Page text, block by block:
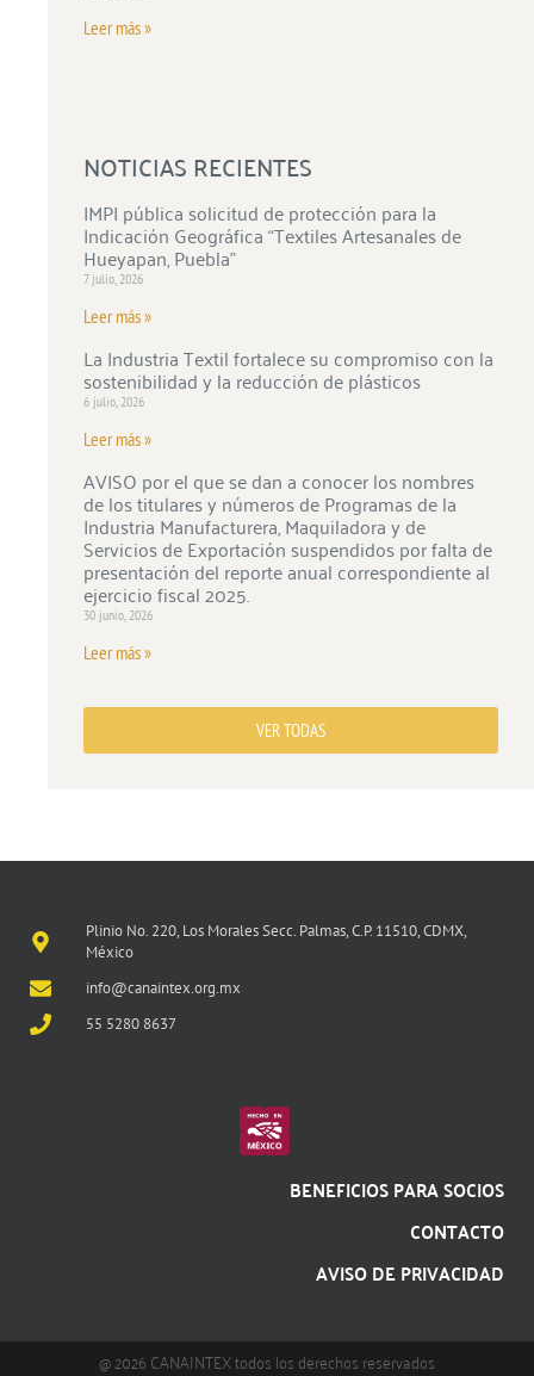
Leer más »
NOTICIAS RECIENTES
IMPI pública solicitud de protección para la
Indicación Geográfica “Textiles Artesanales de
Hueyapan, Puebla”
7 julio, 2026
Leer más »
La Industria Textil fortalece su compromiso con la
sostenibilidad y la reducción de plásticos
6 julio, 2026
Leer más »
AVISO por el que se dan a conocer los nombres
de los titulares y números de Programas de la
Industria Manufacturera, Maquiladora y de
Servicios de Exportación suspendidos por falta de
presentación del reporte anual correspondiente al
ejercicio fiscal 2025.
30 junio, 2026
Leer más »
VER TODAS
Plinio No. 220, Los Morales Secc. Palmas, C.P. 11510, CDMX,
México
info@canaintex.org.mx
55 5280 8637
BENEFICIOS PARA SOCIOS
CONTACTO
AVISO DE PRIVACIDAD
@ 2026 CANAINTEX todos los derechos reservados